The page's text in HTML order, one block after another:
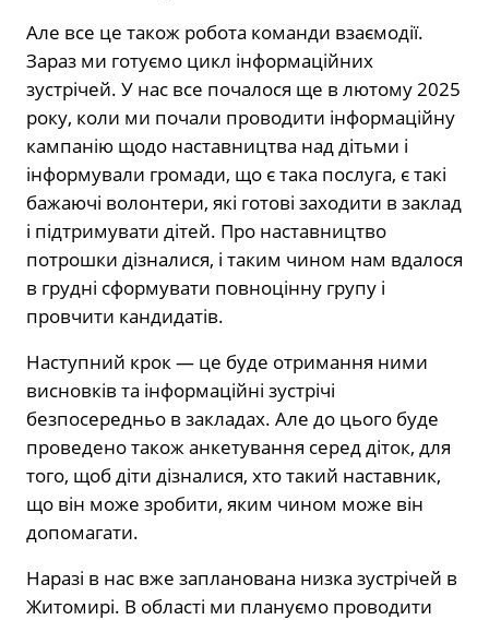
Але все це також робота команди взаємодії.
Зараз ми готуємо цикл інформаційних
зустрічей. У нас все почалося ще в лютому 2025
року, коли ми почали проводити інформаційну
кампанію щодо наставництва над дітьми і
інформували громади, що є така послуга, є такі
бажаючі волонтери, які готові заходити в заклад
і підтримувати дітей. Про наставництво
потрошки дізналися, і таким чином нам вдалося
в грудні сформувати повноцінну групу і
провчити кандидатів.
Наступний крок — це буде отримання ними
висновків та інформаційні зустрічі
безпосередньо в закладах. Але до цього буде
проведено також анкетування серед діток, для
того, щоб діти дізналися, хто такий наставник,
що він може зробити, яким чином може він
допомагати.
Наразі в нас вже запланована низка зустрічей в
Житомирі. В області ми плануємо проводити